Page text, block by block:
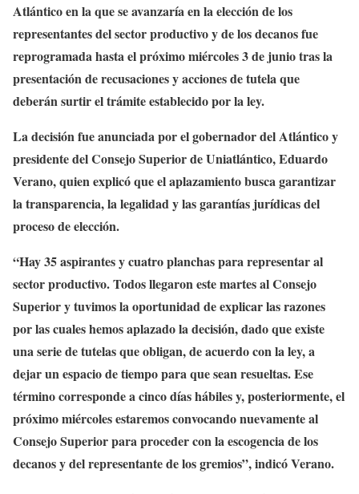
Atlántico en la que se avanzaría en la elección de los
representantes del sector productivo y de los decanos fue
reprogramada hasta el próximo miércoles 3 de junio tras la
presentación de recusaciones y acciones de tutela que
deberán surtir el trámite establecido por la ley.
La decisión fue anunciada por el gobernador del Atlántico y
presidente del Consejo Superior de Uniatlántico, Eduardo
Verano, quien explicó que el aplazamiento busca garantizar
la transparencia, la legalidad y las garantías jurídicas del
proceso de elección.
“Hay 35 aspirantes y cuatro planchas para representar al
sector productivo. Todos llegaron este martes al Consejo
Superior y tuvimos la oportunidad de explicar las razones
por las cuales hemos aplazado la decisión, dado que existe
una serie de tutelas que obligan, de acuerdo con la ley, a
dejar un espacio de tiempo para que sean resueltas. Ese
término corresponde a cinco días hábiles y, posteriormente, el
próximo miércoles estaremos convocando nuevamente al
Consejo Superior para proceder con la escogencia de los
decanos y del representante de los gremios”, indicó Verano.